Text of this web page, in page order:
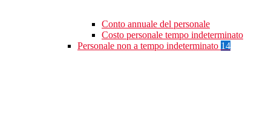
Conto annuale del personale
Costo personale tempo indeterminato
Personale non a tempo indeterminato 14